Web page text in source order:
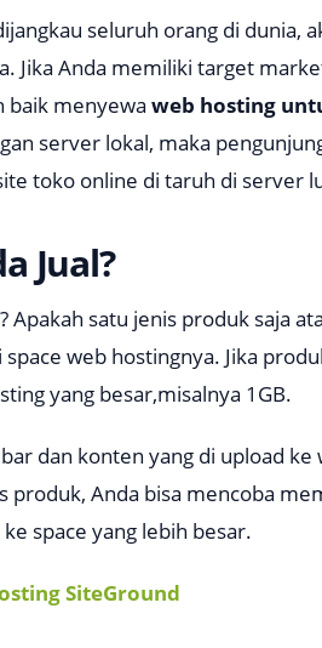
seluruh orang di dunia,
Jika Anda memiliki target
baik menyewa web hosting
server lokal, maka
toko online di taruh di server
Jual?
Apakah satu jenis produk saja
web hostingnya. Jika
yang besar,misalnya 1GB.
dan konten yang di upload
produk, Anda bisa mencoba
space yang lebih besar.
SiteGround